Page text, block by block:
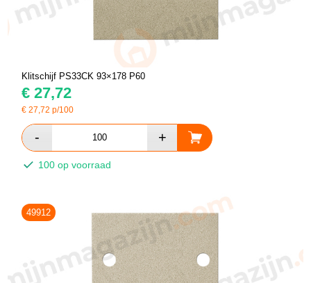
Klitschijf PS33CK 93×178 P60
€ 27,72
€27,72 p/100
100 op voorraad
49912